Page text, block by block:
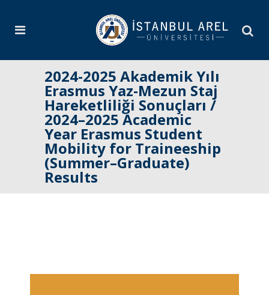
2024-2025 Akademik Yılı
Erasmus Yaz-Mezun Staj
Hareketliliği Sonuçları /
2024–2025 Academic
Year Erasmus Student
Mobility for Traineeship
(Summer–Graduate)
Results